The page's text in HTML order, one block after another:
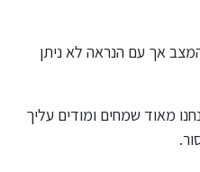
אך עם הנראה לא ניתן
מאוד שמחים ומודים עליך